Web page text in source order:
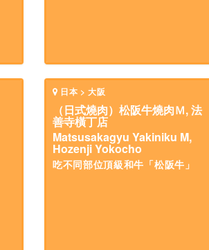
日本 > 大阪
（日式燒肉）松阪牛燒肉Ｍ, 法
善寺橫丁店
Matsusakagyu Yakiniku M,
Hozenji Yokocho
吃不同部位頂級和牛「松阪牛」